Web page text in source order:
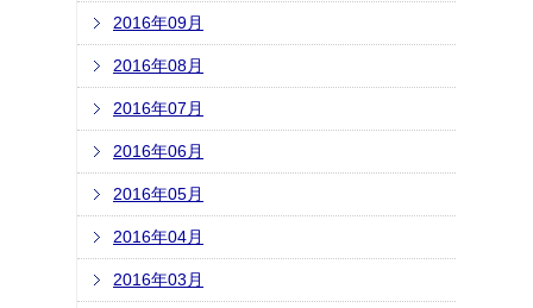
2016年09月
2016年08月
2016年07月
2016年06月
2016年05月
2016年04月
2016年03月